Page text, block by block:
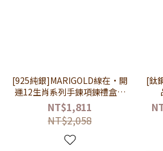
[925純銀]MARIGOLD線在•開
運12生肖系列手鍊項鍊禮盒組
【MMS208-KMD209】
NT$1,811
NT$2,058
[鈦